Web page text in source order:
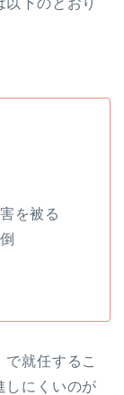
下のとおり
を被る
就任するこ
しにくいのが